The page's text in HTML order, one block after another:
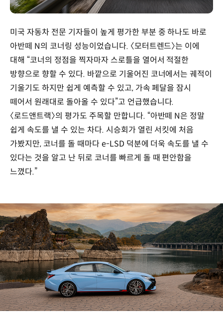
미국 자동차 전문 기자들이 높게 평가한 부분 중 하나도 바로
아반떼 N의 코너링 성능이었습니다. 〈모터트렌드〉는 이에
대해 “코너의 정점을 찍자마자 스로틀을 열어서 적절한
방향으로 향할 수 있다. 바깥으로 기울어진 코너에서는 궤적이
기울기도 하지만 쉽게 예측할 수 있고, 가속 페달을 잠시
떼어서 원래대로 돌아올 수 있다”고 언급했습니다.
〈로드앤트랙〉의 평가도 주목할 만합니다. “아반떼 N은 정말
쉽게 속도를 낼 수 있는 차다. 시승회가 열린 서킷에 처음
가봤지만, 코너를 돌 때마다 e-LSD 덕분에 더욱 속도를 낼 수
있다는 것을 알고 난 뒤로 코너를 빠르게 돌 때 편안함을
느꼈다.”